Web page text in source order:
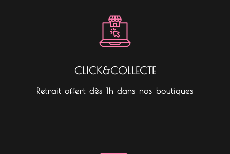
CLICK&COLLECTE
Retrait offert dès 1h dans nos boutiques